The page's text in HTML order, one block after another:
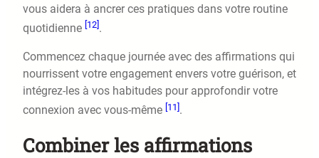
vous aidera à ancrer ces pratiques dans votre routine
quotidienne [12] .
Commencez chaque journée avec des affirmations qui
nourrissent votre engagement envers votre guérison, et
intégrez-les à vos habitudes pour approfondir votre
connexion avec vous-même [11].
Combiner les affirmations